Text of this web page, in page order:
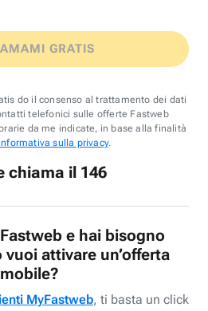
GRATIS
do il consenso al trattamento dei dati
telefonici sulle offerte Fastweb
da me indicate, in base alla finalità
informativa sulla privacy.
chiama il 146
e hai bisogno
vuoi attivare un’offerta
mobile?
MyFastweb, ti basta un click